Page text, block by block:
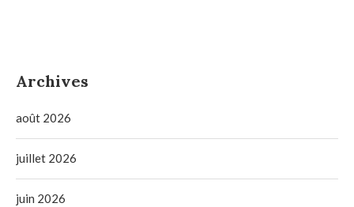
Archives
août 2026
juillet 2026
juin 2026